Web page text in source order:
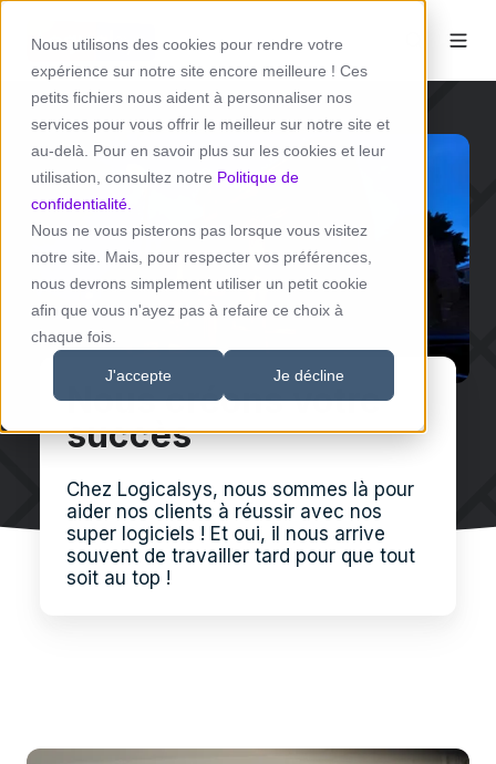
Nous utilisons des cookies pour rendre votre
expérience sur notre site encore meilleure ! Ces
petits fichiers nous aident à personnaliser nos
services pour vous offrir le meilleur sur notre site et
au-delà. Pour en savoir plus sur les cookies et leur
utilisation, consultez notre Politique de
confidentialité.
Nous ne vous pisterons pas lorsque vous visitez
notre site. Mais, pour respecter vos préférences,
nous devrons simplement utiliser un petit cookie
afin que vous n'ayez pas à refaire ce choix à
chaque fois.
J'accepte Je décline
Nous créons votre
succès
Chez Logicalsys, nous sommes là pour
aider nos clients à réussir avec nos
super logiciels ! Et oui, il nous arrive
souvent de travailler tard pour que tout
soit au top !